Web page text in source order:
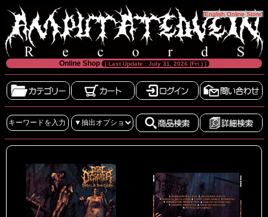
[English Online Store]
Online Shop [ Last Update : July 31, 2026 (Fri.) ]